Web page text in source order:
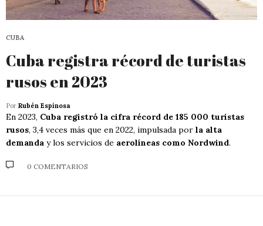
CUBA
Cuba registra récord de turistas
rusos en 2023
Por Rubén Espinosa
En 2023, Cuba registró la cifra récord de 185 000 turistas
rusos, 3,4 veces más que en 2022, impulsada por la alta
demanda y los servicios de aerolíneas como Nordwind.
0 COMENTARIOS